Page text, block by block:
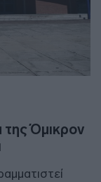
της Όμικρον